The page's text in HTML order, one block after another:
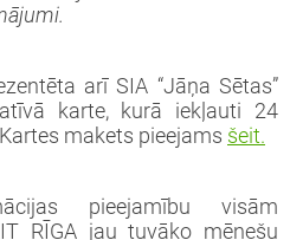
arī SIA “Jāņa Sētas”
karte, kurā iekļauti 24
makets pieejams šeit.
pieejamību visām
RĪGA jau tuvāko mēnešu